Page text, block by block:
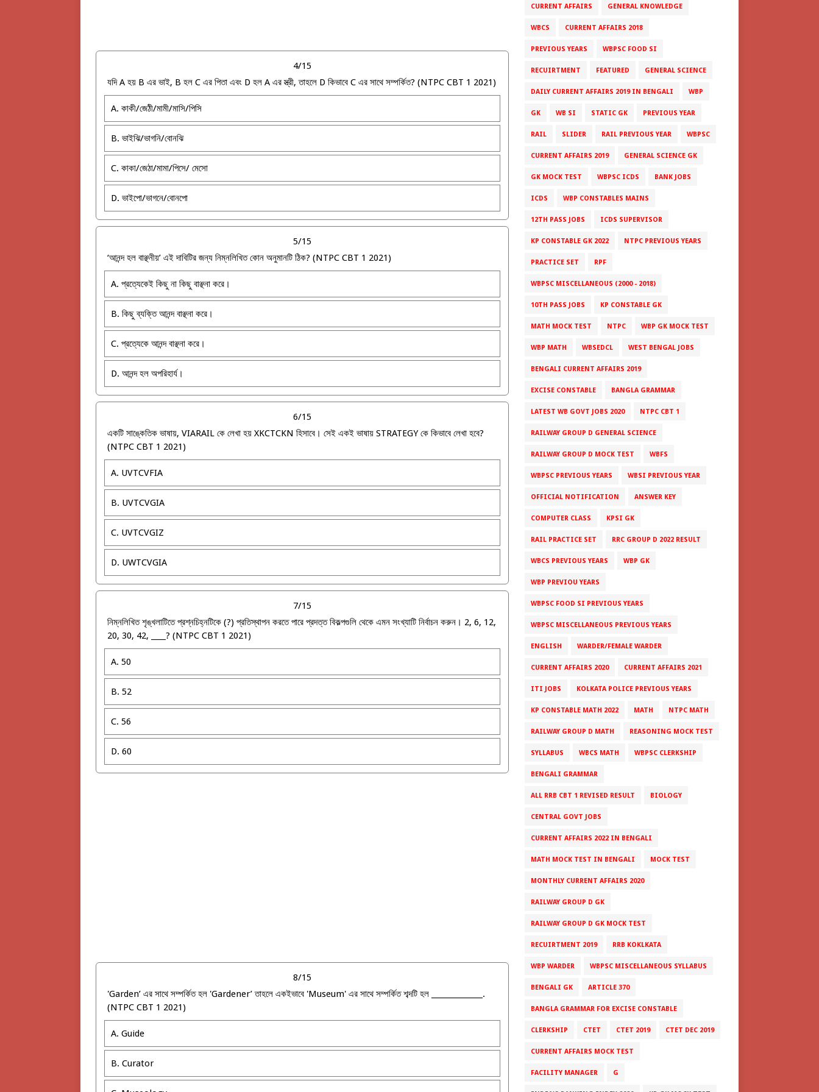
4/15
যদি A হয় B এর ভাই, B হল C এর পিতা এবং D হল A এর স্ত্রী, তাহলে D কিভাবে C এর সাথে সম্পর্কিত? (NTPC CBT 1 2021)
A. কাকী/জেঠী/মামী/মাসি/পিসি
B. ভাইঝি/ভাগনি/বোনঝি
C. কাকা/জেঠা/মামা/পিসে/ মেসো
D. ভাইপো/ভাগনে/বোনপো
5/15
‘আনন্দ হল বাঞ্ছনীয়’ এই দাবিটির জন্য নিম্নলিখিত কোন অনুমানটি ঠিক? (NTPC CBT 1 2021)
A. প্রত্যেকেই কিছু না কিছু বাঞ্ছনা করে।
B. কিছু ব্যক্তি আনন্দ বাঞ্ছনা করে।
C. প্রত্যেকে আনন্দ বাঞ্ছনা করে।
D. আনন্দ হল অপরিহার্য।
6/15
একটি সাঙ্কেতিক ভাষায়, VIARAIL কে লেখা হয় XKCTCKN হিসাবে। সেই একই ভাষায় STRATEGY কে কিভাবে লেখা হবে?
(NTPC CBT 1 2021)
A. UVTCVFIA
B. UVTCVGIA
C. UVTCVGIZ
D. UWTCVGIA
7/15
নিম্নলিখিত শৃঙ্খলাটিতে প্রশ্নচিহ্নটিকে (?) প্রতিস্থাপন করতে পারে প্রদত্ত বিকল্পগুলি থেকে এমন সংখ্যাটি নির্বাচন করুন। 2, 6, 12,
20, 30, 42, ____? (NTPC CBT 1 2021)
A. 50
B. 52
C. 56
D. 60
8/15
'Garden’ এর সাথে সম্পর্কিত হল 'Gardener’ তাহলে একইভাবে 'Museum' এর সাথে সম্পর্কিত শব্দটি হল ______________.
(NTPC CBT 1 2021)
A. Guide
B. Curator
CURRENT AFFAIRS GENERAL KNOWLEDGE
WBCS CURRENT AFFAIRS 2018
PREVIOUS YEARS WBPSC FOOD SI
RECUIRTMENT FEATURED GENERAL SCIENCE
DAILY CURRENT AFFAIRS 2019 IN BENGALI WBP
GK WB SI STATIC GK PREVIOUS YEAR
RAIL SLIDER RAIL PREVIOUS YEAR WBPSC
CURRENT AFFAIRS 2019 GENERAL SCIENCE GK
GK MOCK TEST WBPSC ICDS BANK JOBS
ICDS WBP CONSTABLES MAINS
12TH PASS JOBS ICDS SUPERVISOR
KP CONSTABLE GK 2022 NTPC PREVIOUS YEARS
PRACTICE SET RPF
WBPSC MISCELLANEOUS (2000 - 2018)
10TH PASS JOBS KP CONSTABLE GK
MATH MOCK TEST NTPC WBP GK MOCK TEST
WBP MATH WBSEDCL WEST BENGAL JOBS
BENGALI CURRENT AFFAIRS 2019
EXCISE CONSTABLE BANGLA GRAMMAR
LATEST WB GOVT JOBS 2020 NTPC CBT 1
RAILWAY GROUP D GENERAL SCIENCE
RAILWAY GROUP D MOCK TEST WBFS
WBPSC PREVIOUS YEARS WBSI PREVIOUS YEAR
OFFICIAL NOTIFICATION ANSWER KEY
COMPUTER CLASS KPSI GK
RAIL PRACTICE SET RRC GROUP D 2022 RESULT
WBCS PREVIOUS YEARS WBP GK
WBP PREVIOU YEARS
WBPSC FOOD SI PREVIOUS YEARS
WBPSC MISCELLANEOUS PREVIOUS YEARS
ENGLISH WARDER/FEMALE WARDER
CURRENT AFFAIRS 2020 CURRENT AFFAIRS 2021
ITI JOBS KOLKATA POLICE PREVIOUS YEARS
KP CONSTABLE MATH 2022 MATH NTPC MATH
RAILWAY GROUP D MATH REASONING MOCK TEST
SYLLABUS WBCS MATH WBPSC CLERKSHIP
BENGALI GRAMMAR
ALL RRB CBT 1 REVISED RESULT BIOLOGY
CENTRAL GOVT JOBS
CURRENT AFFAIRS 2022 IN BENGALI
MATH MOCK TEST IN BENGALI MOCK TEST
MONTHLY CURRENT AFFAIRS 2020
RAILWAY GROUP D GK
RAILWAY GROUP D GK MOCK TEST
RECUIRTMENT 2019 RRB KOKLKATA
WBP WARDER WBPSC MISCELLANEOUS SYLLABUS
BENGALI GK ARTICLE 370
BANGLA GRAMMAR FOR EXCISE CONSTABLE
CLERKSHIP CTET CTET 2019 CTET DEC 2019
CURRENT AFFAIRS MOCK TEST
FACILITY MANAGER G